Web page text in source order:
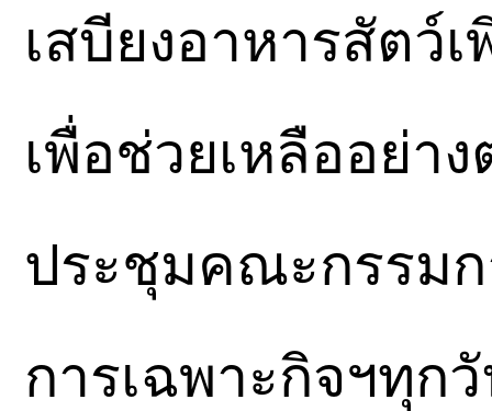
เสบียงอาหารสัตว์
เพื่อช่วยเหลืออย่า
ประชุมคณะกรรม
การเฉพาะกิจฯทุ